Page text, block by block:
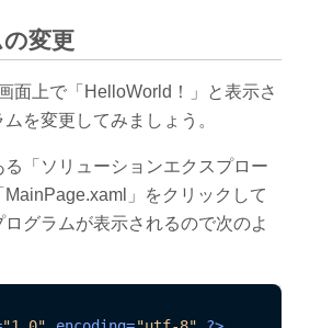
の変更
面上で「HelloWorld！」と表示さ
を変更してみましょう。
る「ソリューションエクスプロー
」をクリックして
グラムが表示されるので次のよ